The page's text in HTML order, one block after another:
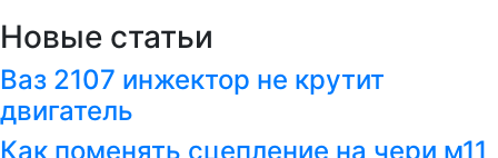
Новые статьи
Ваз 2107 инжектор не крутит
двигатель
Как поменять сцепление на чери м11